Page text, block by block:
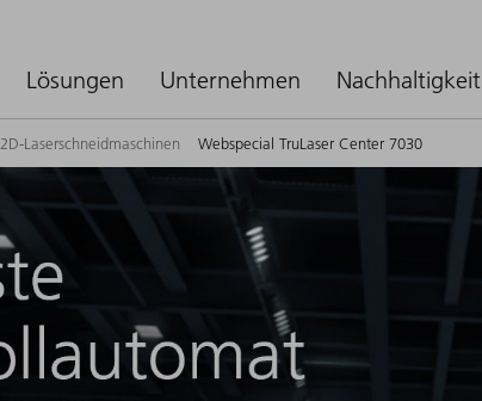
Lösungen Unternehmen Nachhaltigkeit
2D-Laserschneidmaschinen Webspecial TruLaser Center 7030